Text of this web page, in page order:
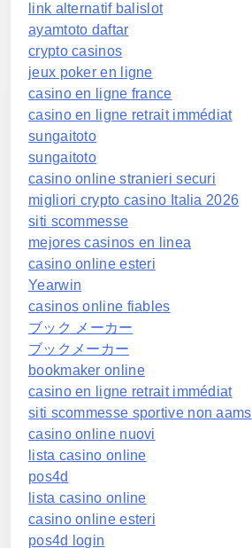
link alternatif balislot
ayamtoto daftar
crypto casinos
jeux poker en ligne
casino en ligne france
casino en ligne retrait immédiat
sungaitoto
sungaitoto
casino online stranieri securi
migliori crypto casino Italia 2026
siti scommesse
mejores casinos en linea
casino online esteri
Yearwin
casinos online fiables
ブック メーカー
ブックメーカー
bookmaker online
casino en ligne retrait immédiat
siti scommesse sportive non aams
casino online nuovi
lista casino online
pos4d
lista casino online
casino online esteri
pos4d login